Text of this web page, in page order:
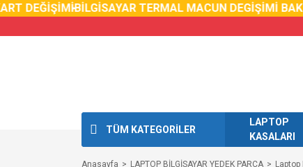
DEĞİŞİMİBİLGİSAYAR TERMAL MACUN DEGİŞİMİ
TÜM KATEGORİLER
LAPTOP
KASALARI
Anasayfa LAPTOP BİLGİSAYAR YEDEK PARÇA